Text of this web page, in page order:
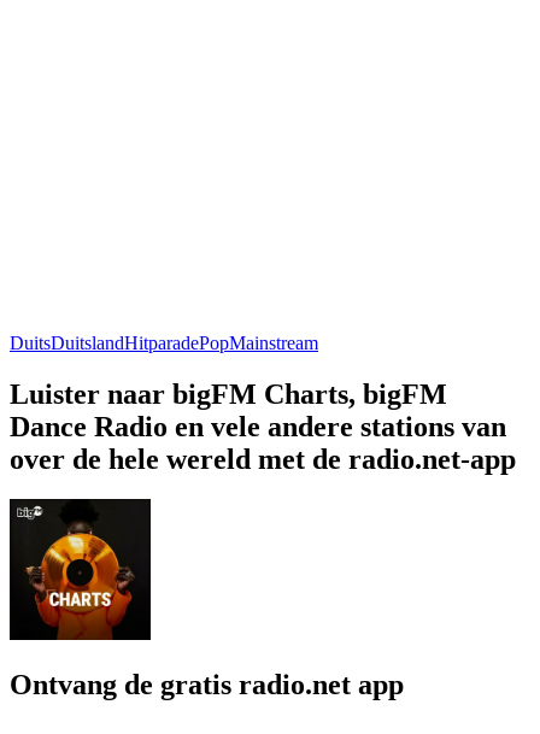
DuitsDuitslandHitparadePopMainstream
Luister naar bigFM Charts, bigFM
Dance Radio en vele andere stations van
over de hele wereld met de radio.net-app
Ontvang de gratis radio.net app